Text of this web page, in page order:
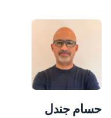
حسام جندل